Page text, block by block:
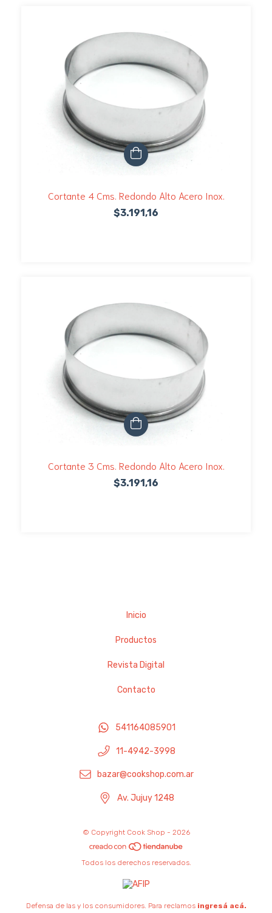
Cortante 4 Cms. Redondo Alto Acero Inox.
$3.191,16
Cortante 3 Cms. Redondo Alto Acero Inox.
$3.191,16
Inicio
Productos
Revista Digital
Contacto
541164085901
11-4942-3998
bazar@cookshop.com.ar
Av. Jujuy 1248
© Copyright Cook Shop - 2026
Todos los derechos reservados.
Defensa de las y los consumidores. Para reclamos ingresá acá.